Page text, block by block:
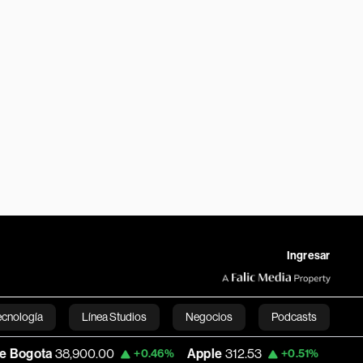
Ingresar
Línea Studios Negocios Podcasts
English+0.46% Apple 312.53 +0.51% USD COP